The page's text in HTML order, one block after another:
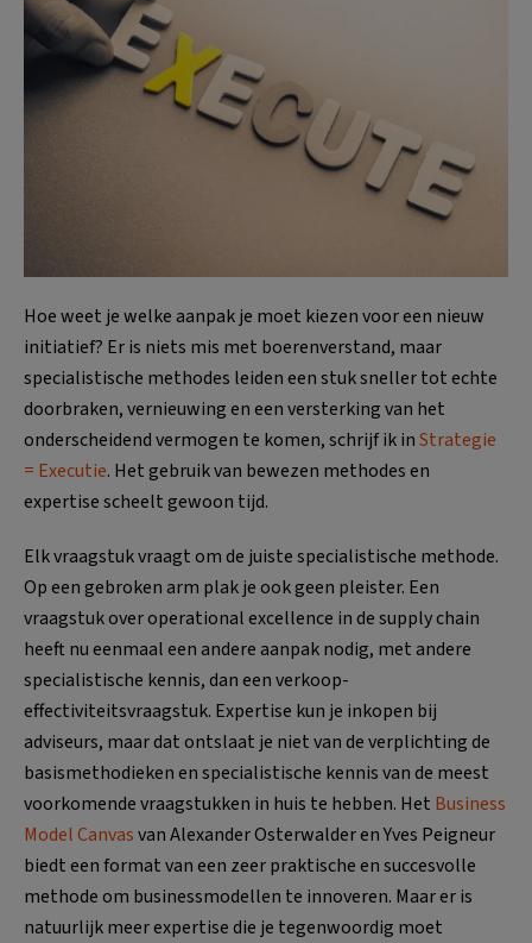
Hoe weet je welke aanpak je moet kiezen voor een nieuw
initiatief? Er is niets mis met boerenverstand, maar
specialistische methodes leiden een stuk sneller tot echte
doorbraken, vernieuwing en een versterking van het
onderscheidend vermogen te komen, schrijf ik inStrategie
= Executie. Het gebruik van bewezen methodes en
expertise scheelt gewoon tijd.
Elk vraagstuk vraagt om de juiste specialistische methode.
Op een gebroken arm plak je ook geen pleister. Een
vraagstuk over operational excellence in de supply chain
heeft nu eenmaal een andere aanpak nodig, met andere
specialistische kennis, dan een verkoop-
effectiviteitsvraagstuk. Expertise kun je inkopen bij
adviseurs, maar dat ontslaat je niet van de verplichting de
basismethodieken en specialistische kennis van de meest
voorkomende vraagstukken in huis te hebben. Het Business
Model Canvasvan Alexander Osterwalder en Yves Peigneur
biedt een format van een zeer praktische en succesvolle
methode om businessmodellen te innoveren. Maar er is
natuurlijk meer expertise die je tegenwoordig moet